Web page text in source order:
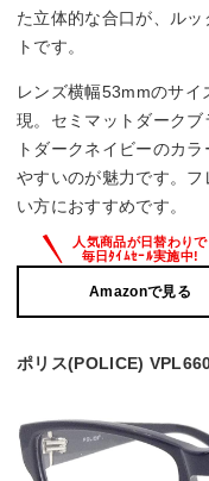
た立体的な合口が、ル
トです。
レンズ横幅53mmのサ
現。セミマットダーク
トダークネイビーのカ
やすいのが魅力です。
い方におすすめです。
Amazonで見る
ポリス(POLICE)